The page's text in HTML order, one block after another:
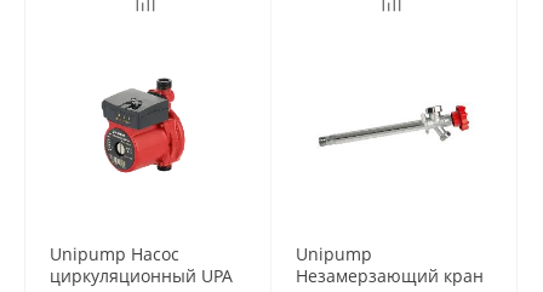
Unipump Насос
циркуляционный UPA
Unipump
Незамерзающий кран